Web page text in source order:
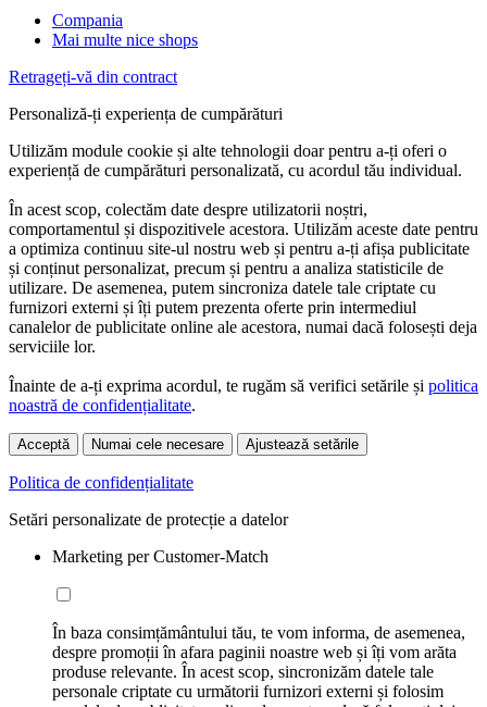
Compania
Mai multe nice shops
Retrageți-vă din contract
Personaliză-ți experiența de cumpărături
Utilizăm module cookie și alte tehnologii doar pentru a-ți oferi o
experiență de cumpărături personalizată, cu acordul tău individual.
În acest scop, colectăm date despre utilizatorii noștri,
comportamentul și dispozitivele acestora. Utilizăm aceste date pentru
a optimiza continuu site-ul nostru web și pentru a-ți afișa publicitate
și conținut personalizat, precum și pentru a analiza statisticile de
utilizare. De asemenea, putem sincroniza datele tale criptate cu
furnizori externi și îți putem prezenta oferte prin intermediul
canalelor de publicitate online ale acestora, numai dacă folosești deja
serviciile lor.
Înainte de a-ți exprima acordul, te rugăm să verifici setările și politica
noastră de confidențialitate.
Acceptă Numai cele necesare Ajustează setările
Politica de confidențialitate
Setări personalizate de protecție a datelor
Marketing per Customer-Match
În baza consimțământului tău, te vom informa, de asemenea,
despre promoții în afara paginii noastre web și îți vom arăta
produse relevante. În acest scop, sincronizăm datele tale
personale criptate cu următorii furnizori externi și folosim